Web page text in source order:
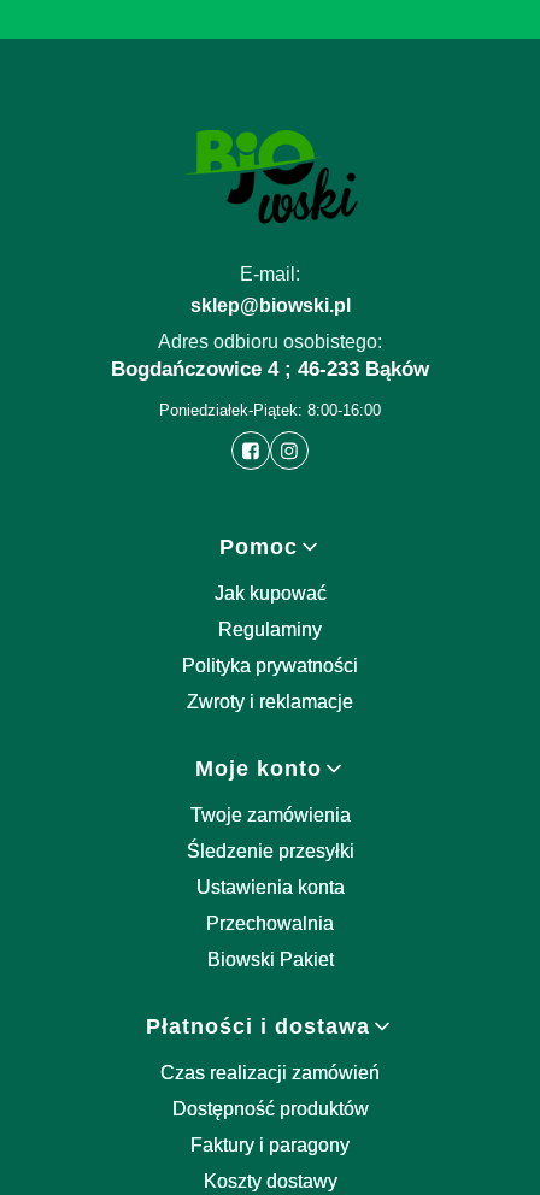
E-mail:
sklep@biowski.pl
Adres odbioru osobistego:
Bogdańczowice 4 ; 46-233 Bąków
Poniedziałek-Piątek: 8:00-16:00
Pomoc
Jak kupować
Regulaminy
Polityka prywatności
Zwroty i reklamacje
Moje konto
Twoje zamówienia
Śledzenie przesyłki
Ustawienia konta
Przechowalnia
Biowski Pakiet
Płatności i dostawa
Czas realizacji zamówień
Dostępność produktów
Faktury i paragony
Koszty dostawy